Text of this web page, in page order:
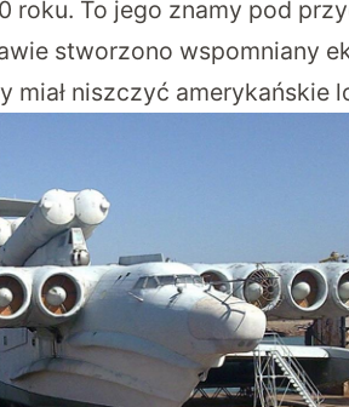
roku. To jego znamy pod
stworzono wspomniany
niszczyć amerykańskie